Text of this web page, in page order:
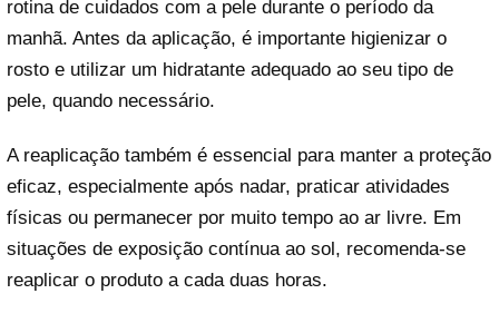
rotina de cuidados com a pele durante o período da
manhã. Antes da aplicação, é importante higienizar o
rosto e utilizar um hidratante adequado ao seu tipo de
pele, quando necessário.
A reaplicação também é essencial para manter a proteção
eficaz, especialmente após nadar, praticar atividades
físicas ou permanecer por muito tempo ao ar livre. Em
situações de exposição contínua ao sol, recomenda-se
reaplicar o produto a cada duas horas.